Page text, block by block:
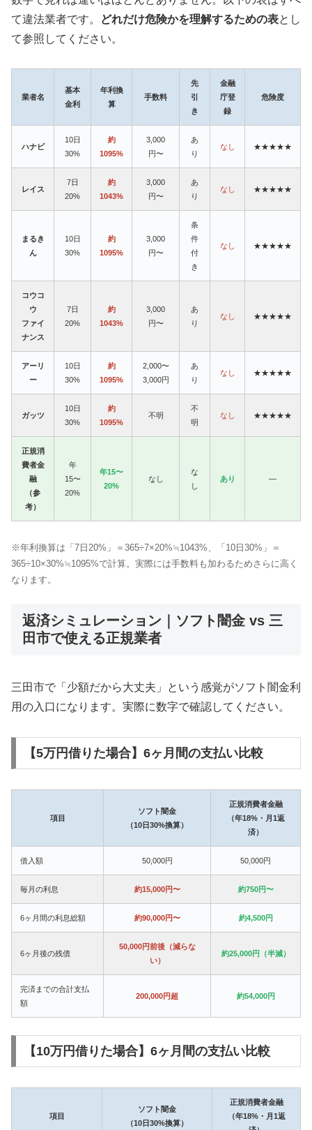
て違法業者です。
どれだけ危険かを理解するための表とし
て参照してください。
業者名
基本
金利
年利換
算
手数料
先
引
き
金融
庁登
録
危険度
ハナビ
10日
30%
約
1095%
3,000
円〜
あ
り
なし ★★★★★
レイス
7日
20%
約
1043%
3,000
円〜
あ
り
なし ★★★★★
まるき
ん
10日
30%
約
1095%
3,000
円〜
条
件
付
き
なし ★★★★★
コウコ
ウ
ファイ
ナンス
7日
20%
約
1043%
3,000
円〜
あ
り
なし ★★★★★
アーリ
ー
10日
30%
約
1095%
2,000〜
3,000円
あ
り
なし ★★★★★
ガッツ
10日
30%
約
1095%
不明
不
明
なし ★★★★★
正規消
費者金
融
（参
考）
年
15〜
20%
年15〜
20%
なし
な
し
あり —
※年利換算は「7日20%」＝365÷7×20%≒1043%、「10日30%」＝
365÷10×30%≒1095%で計算。実際には手数料も加わるためさらに高く
なります。
返済シミュレーション｜ソフト闇金 vs 三
田市で使える正規業者
三田市で「少額だから大丈夫」という感覚がソフト闇金利
用の入口になります。実際に数字で確認してください。
【5万円借りた場合】6ヶ月間の支払い比較
項目
ソフト闇金
（10日30%換算）
正規消費者金融
（年18%・月1返
済）
借入額 50,000円 50,000円
毎月の利息 約15,000円〜 約750円〜
6ヶ月間の利息総額 約90,000円〜 約4,500円
6ヶ月後の残債
50,000円前後（減らな
い）
約25,000円（半減）
完済までの合計支払
額
200,000円超 約54,000円
【10万円借りた場合】6ヶ月間の支払い比較
項目
ソフト闇金
（10日30%換算）
正規消費者金融
（年18%・月1返